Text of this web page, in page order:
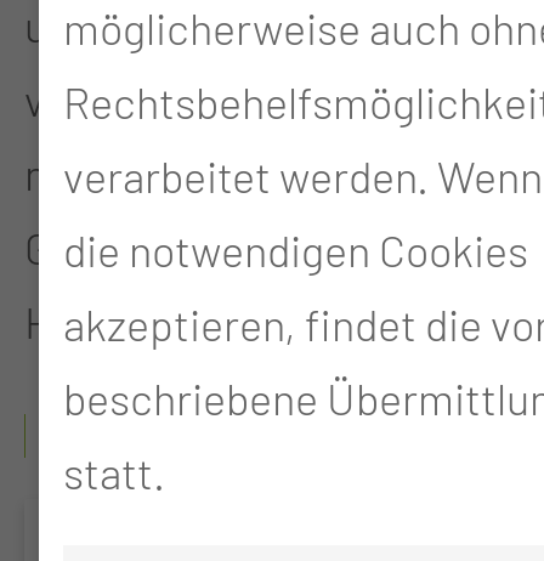
uns der enge und
vertrauensvolle Umgang
mit Ihnen für Ihre
Gesundheit besonders am
Herzen.
möglicherweise auch
verarbeitet werden.
die notwendigen Cookies
akzeptieren, findet die
beschriebene
statt.